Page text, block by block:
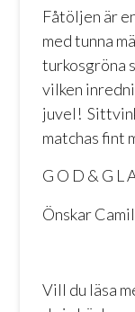
Fåtöljen är
med tunna
turkosgröna
vilken
juvel!
matchas fint
G O D & G L
Önskar
Vill du läsa